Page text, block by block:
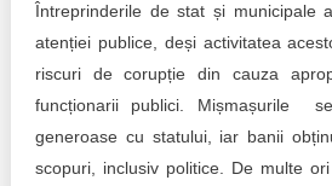
Democracy, independence and
public institutions in Moldova
Integrity of public procurement in
Întreprinderile de stat și municipale
atenției publice, deși activitatea
riscuri de corupție din cauza
funcționarii publici. Mișmașurile
generoase cu statului, iar banii
scopuri, inclusiv politice. De multe